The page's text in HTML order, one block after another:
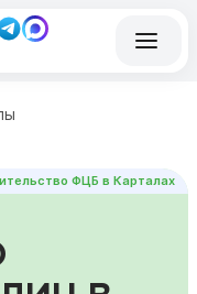
ФЦБ в Карталах